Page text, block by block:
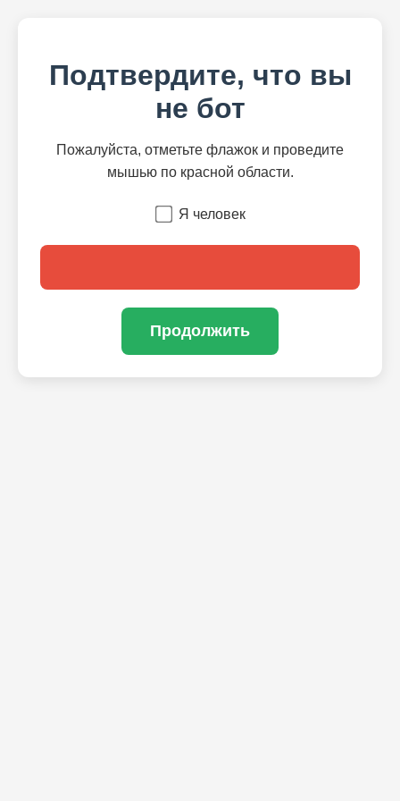
Подтвердите, что вы
не бот
Пожалуйста, отметьте флажок и проведите
мышью по красной области.
Я человек
Продолжить